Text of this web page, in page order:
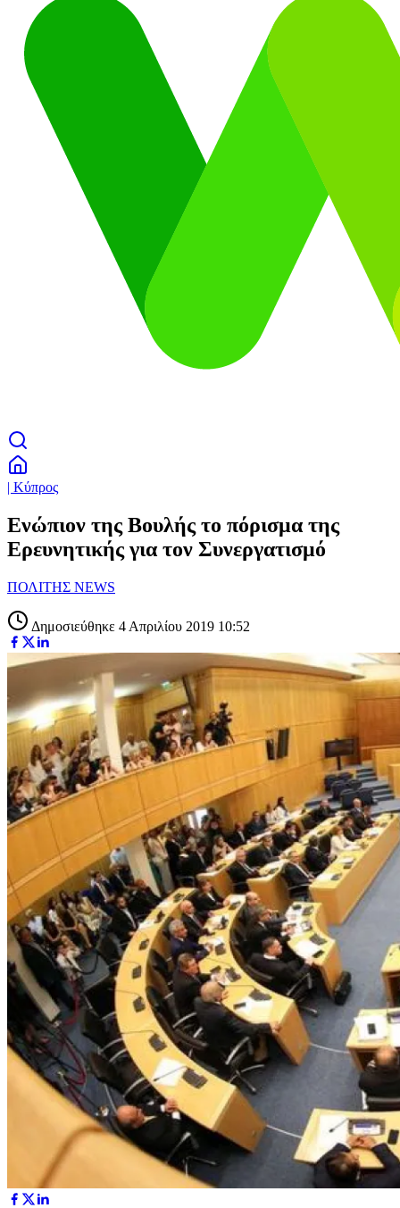
| Κύπρος
Ενώπιον της Βουλής το πόρισμα της
Ερευνητικής για τον Συνεργατισμό
ΠΟΛΙΤΗΣ NEWS
Δημοσιεύθηκε 4 Απριλίου 2019 10:52